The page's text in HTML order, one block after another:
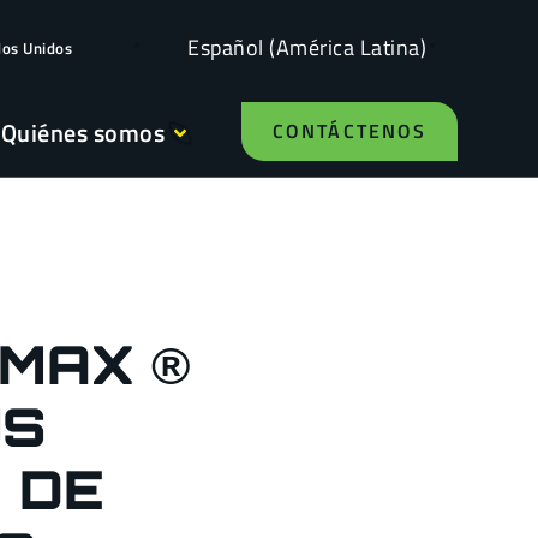
Unidos Español (América Latina)
Quiénes somos CONTÁCTENOS
®
DE